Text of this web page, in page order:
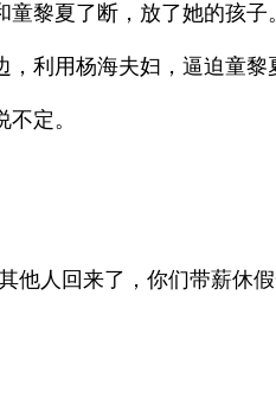
黎夏了断，放了她的孩子。
利用杨海夫妇，逼迫童黎
定。
他人回来了，你们带薪休假